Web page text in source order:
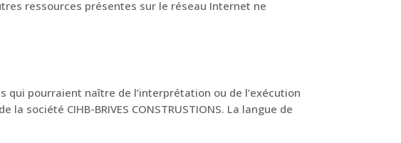
ressources présentes sur le réseau Internet ne
pourraient naître de l’interprétation ou de l’exécution
société CIHB-BRIVES CONSTRUSTIONS. La langue de